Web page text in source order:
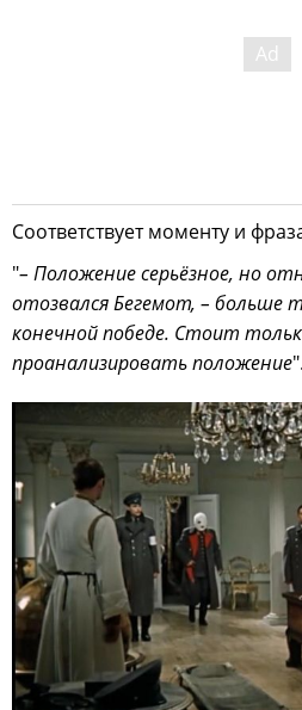
Соответствует моменту и
"– Положение серьёзное, но
отозвался Бегемот, – больше
конечной победе. Стоит
проанализировать положение".